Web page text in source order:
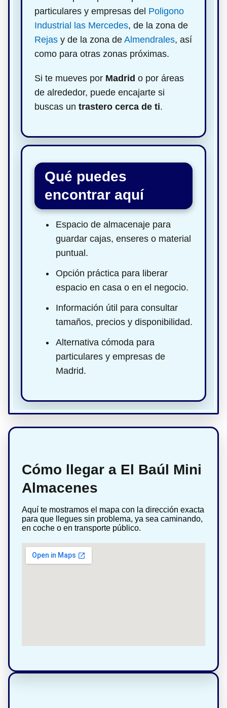
particulares y empresas del Poligono
Industrial las Mercedes, de la zona de
Rejas y de la zona de Almendrales, así
como para otras zonas próximas.
Si te mueves por Madrid o por áreas
de alrededor, puede encajarte si
buscas un trastero cerca de ti.
Qué puedes
encontrar aquí
Espacio de almacenaje para
guardar cajas, enseres o material
puntual.
Opción práctica para liberar
espacio en casa o en el negocio.
Información útil para consultar
tamaños, precios y disponibilidad.
Alternativa cómoda para
particulares y empresas de
Madrid.
Cómo llegar a El Baúl Mini
Almacenes
Aquí te mostramos el mapa con la dirección exacta
para que llegues sin problema, ya sea caminando,
en coche o en transporte público.